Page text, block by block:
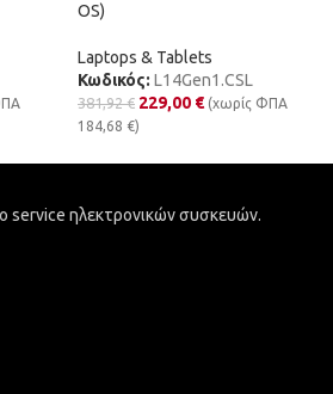
OS)
Laptops & Tablets
Κωδικός: L14Gen1.CSL
381,92€ 229,00 € (χωρίς ΦΠΑ
184,68 €)
service ηλεκτρονικών συσκευών.